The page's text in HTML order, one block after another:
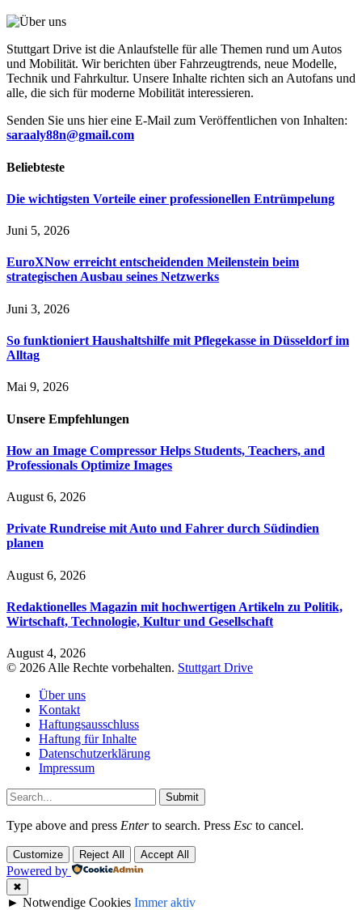
Stuttgart Drive ist die Anlaufstelle für alle Themen rund um Autos
und Mobilität. Wir berichten über Fahrzeugtrends, neue Modelle,
Technik und Fahrkultur. Unsere Inhalte richten sich an Autofans und
alle, die sich für moderne Mobilität interessieren.
Senden Sie uns hier eine E-Mail zum Veröffentlichen von Inhalten:
saraaly88n@gmail.com
Beliebteste
Die wichtigsten Vorteile einer professionellen Entrümpelung
Juni 5, 2026
EuroXNow erreicht entscheidenden Meilenstein beim
strategischen Ausbau seines Netzwerks
Juni 3, 2026
So funktioniert Haushaltshilfe mit Pflegekasse in Düsseldorf im
Alltag
Mai 9, 2026
Unsere Empfehlungen
How an Image Compressor Helps Students, Teachers, and
Professionals Optimize Images
August 6, 2026
Private Rundreise mit Auto und Fahrer durch Südindien
planen
August 6, 2026
Redaktionelles Magazin mit hochwertigen Artikeln zu Politik,
Wirtschaft, Technologie, Kultur und Gesellschaft
August 4, 2026
© 2026 Alle Rechte vorbehalten. Stuttgart Drive
Über uns
Kontakt
Haftungsausschluss
Haftung für Inhalte
Datenschutzerklärung
Impressum
Submit
Type above and press Enterto search. Press Esc to cancel.
Customize Reject All Accept All
Powered by
✖
► Notwendige Cookies Immer aktiv